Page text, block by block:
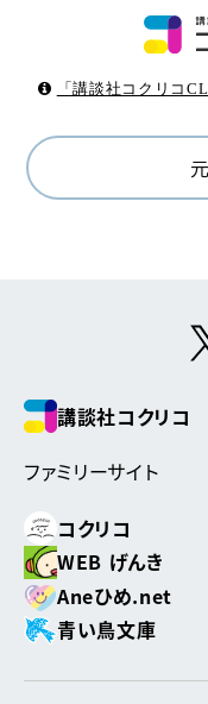
「講談社コクリコ
講談社コクリコ
ファミリーサイト
コクリコ
WEB げんき
Aneひめ.net
青い鳥文庫